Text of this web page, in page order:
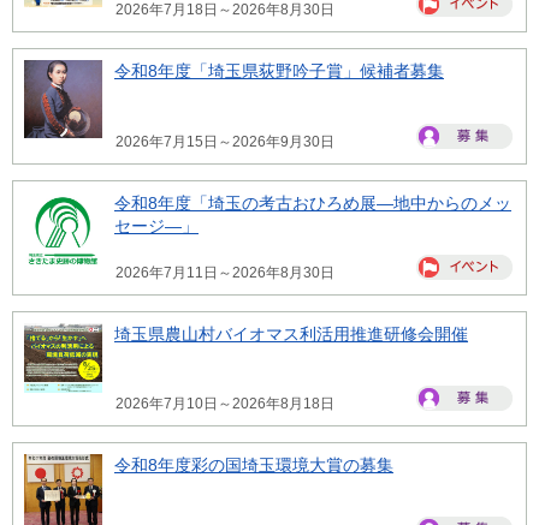
2026年7月18日～2026年8月30日
令和8年度「埼玉県荻野吟子賞」候補者募集
2026年7月15日～2026年9月30日
令和8年度「埼玉の考古おひろめ展―地中からのメッ
セージ―」
2026年7月11日～2026年8月30日
埼玉県農山村バイオマス利活用推進研修会開催
2026年7月10日～2026年8月18日
令和8年度彩の国埼玉環境大賞の募集